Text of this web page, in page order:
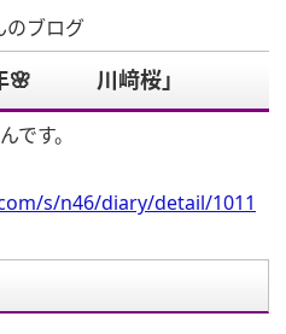
のブログ
年🌸 川﨑桜」
です。
s/n46/diary/detail/1011